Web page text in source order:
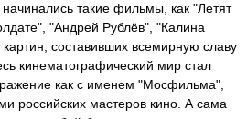
такие фильмы, как "Летят
"Андрей Рублёв", "Калина
картин, составивших всемирную славу
кинематографический мир стал
как с именем "Мосфильма",
российских мастеров кино. А сама